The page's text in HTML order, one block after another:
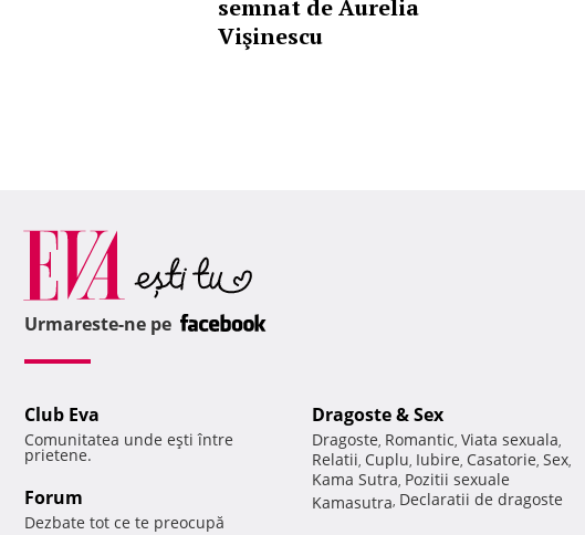
semnat de Aurelia
Vişinescu
Urmareste-ne pe
Club Eva
Comunitatea unde eşti între
prietene.
Forum
Dezbate tot ce te preocupă
Dragoste & Sex
Dragoste, Romantic, Viata sexuala,
Relatii, Cuplu, Iubire, Casatorie, Sex,
Kama Sutra, Pozitii sexuale
Kamasutra, Declaratii de dragoste